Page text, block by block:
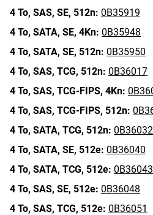
4 To, SAS, SE, 512n: 0B35919
4 To, SATA, SE, 4Kn: 0B35948
4 To, SATA, SE, 512n: 0B35950
4 To, SAS, TCG, 512n: 0B36017
4 To, SAS, TCG-FIPS, 4Kn:
4 To, SAS, TCG-FIPS, 512n:
4 To, SATA, TCG, 512n: 0B36032
4 To, SATA, SE, 512e: 0B36040
4 To, SATA, TCG, 512e: 0B36043
4 To, SAS, SE, 512e: 0B36048
4 To, SAS, TCG, 512e: 0B36051